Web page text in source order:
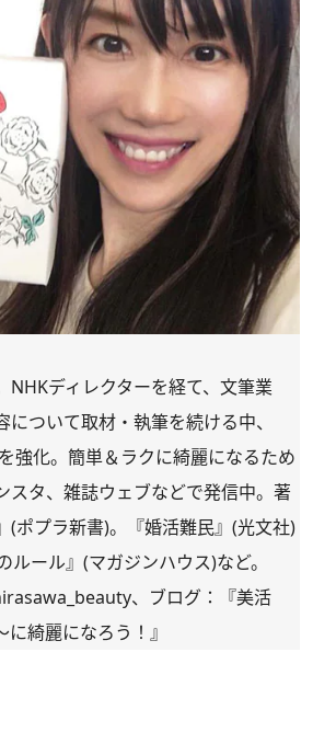
NHKディレクターを経て、文筆業
ついて取材・執筆を続ける中、
強化。簡単＆ラクに綺麗になるため
スタ、雑誌ウェブなどで発信中。著
(ポプラ新書)。 『婚活難民』 (光文社)
ルール』(マガジンハウス)など。
、ブログ：
『美活
綺麗になろう！』